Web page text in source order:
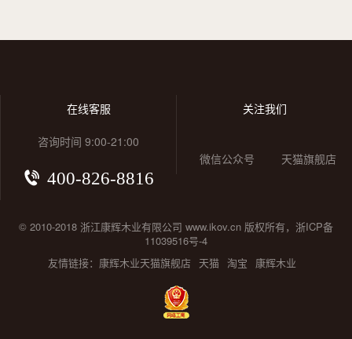
在线客服
咨询时间 9:00-21:00
400-826-8816
关注我们
微信公众号 天猫旗舰店
© 2010-2018 浙江康辉木业有限公司 www.ikov.cn 版权所有，浙ICP备
11039516号-4
友情链接： 康辉木业天猫旗舰店 天猫 淘宝 康辉木业